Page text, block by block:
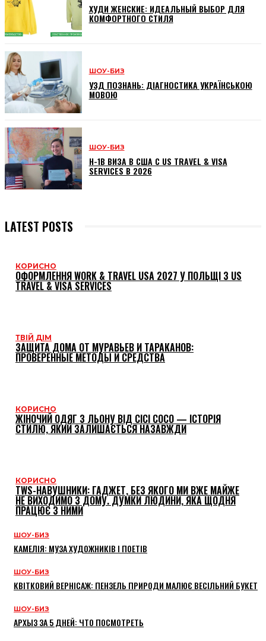
ХУДИ ЖЕНСКИЕ: ИДЕАЛЬНЫЙ ВЫБОР ДЛЯ
КОМФОРТНОГО СТИЛЯ
ШОУ-БИЗ
УЗД ПОЗНАНЬ: ДІАГНОСТИКА УКРАЇНСЬКОЮ
МОВОЮ
ШОУ-БИЗ
H-1B ВИЗА В США С US TRAVEL & VISA
SERVICES В 2026
LATEST POSTS
КОРИСНО
ОФОРМЛЕННЯ WORK & TRAVEL USA 2027 У ПОЛЬЩІ З US
TRAVEL & VISA SERVICES
ТВІЙ ДІМ
ЗАЩИТА ДОМА ОТ МУРАВЬЕВ И ТАРАКАНОВ:
ПРОВЕРЕННЫЕ МЕТОДЫ И СРЕДСТВА
КОРИСНО
ЖІНОЧИЙ ОДЯГ З ЛЬОНУ ВІД CICI COCO — ІСТОРІЯ
СТИЛЮ, ЯКИЙ ЗАЛИШАЄТЬСЯ НАЗАВЖДИ
КОРИСНО
TWS-НАВУШНИКИ: ГАДЖЕТ, БЕЗ ЯКОГО МИ ВЖЕ МАЙЖЕ
НЕ ВИХОДИМО З ДОМУ. ДУМКИ ЛЮДИНИ, ЯКА ЩОДНЯ
ПРАЦЮЄ З НИМИ
ШОУ-БИЗ
КАМЕЛІЯ: МУЗА ХУДОЖНИКІВ І ПОЕТІВ
ШОУ-БИЗ
КВІТКОВИЙ ВЕРНІСАЖ: ПЕНЗЕЛЬ ПРИРОДИ МАЛЮЄ ВЕСІЛЬНИЙ БУКЕТ
ШОУ-БИЗ
АРХЫЗ ЗА 5 ДНЕЙ: ЧТО ПОСМОТРЕТЬ